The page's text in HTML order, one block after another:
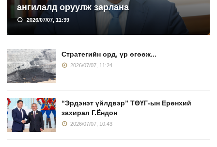
ангилалд оруулж зарлана
2026/07/07, 11:39
Стратегийн орд, үр өгөөж...
2026/07/07, 11:24
“Эрдэнэт үйлдвэр” ТӨҮГ-ын Ерөнхий
захирал Г.Ёндон
2026/07/07, 10:43